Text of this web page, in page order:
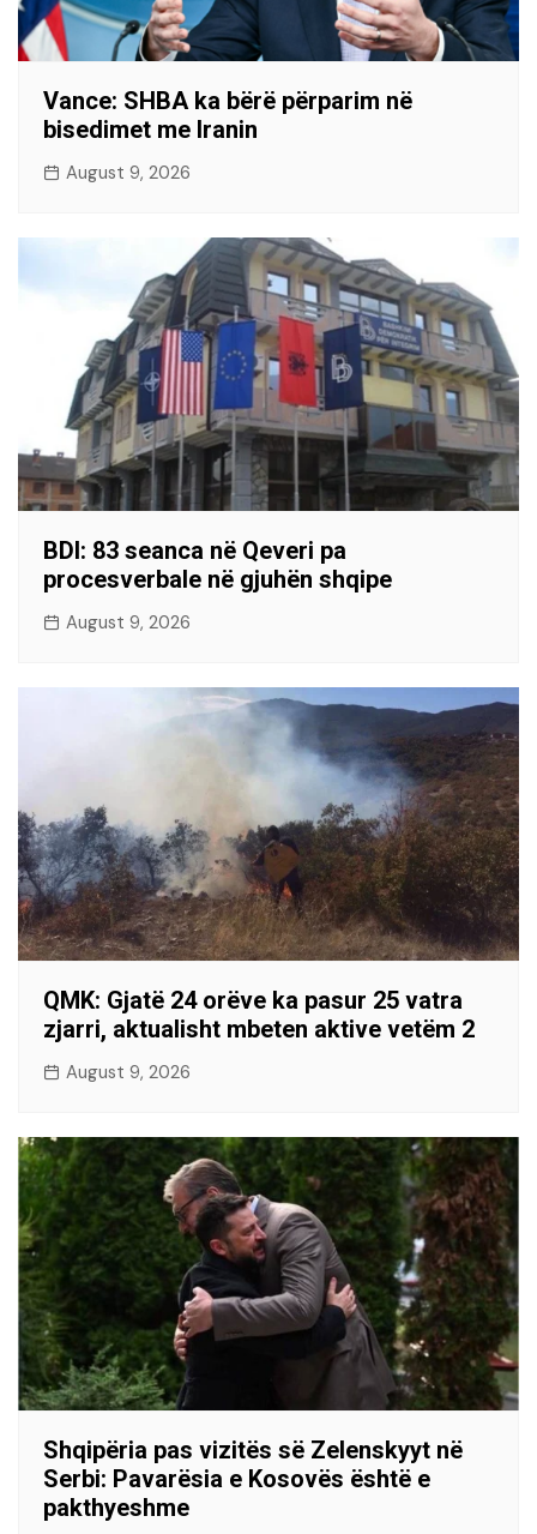
Vance: SHBA ka bërë përparim në
bisedimet me Iranin
August 9, 2026
BDI: 83 seanca në Qeveri pa
procesverbale në gjuhën shqipe
August 9, 2026
QMK: Gjatë 24 orëve ka pasur 25 vatra
zjarri, aktualisht mbeten aktive vetëm 2
August 9, 2026
Shqipëria pas vizitës së Zelenskyyt në
Serbi: Pavarësia e Kosovës është e
pakthyeshme